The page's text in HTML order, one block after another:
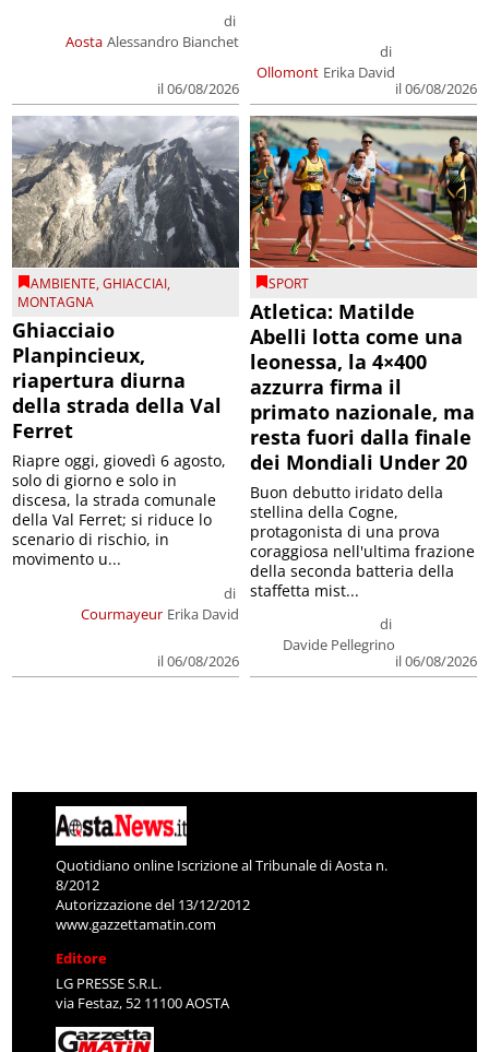
Aosta
di
Alessandro Bianchet
il 06/08/2026
Ollomont
di
Erika David
il 06/08/2026
AMBIENTE,GHIACCIAI,
MONTAGNA
Ghiacciaio
Planpincieux,
riapertura diurna
della strada della Val
Ferret
Courmayeur
di
Erika David
il 06/08/2026
Riapre oggi, giovedì 6 agosto,
solo di giorno e solo in
discesa, la strada comunale
della Val Ferret; si riduce lo
scenario di rischio, in
movimento u...
SPORT
Atletica: Matilde
Abelli lotta come una
leonessa, la 4×400
azzurra firma il
primato nazionale, ma
resta fuori dalla finale
dei Mondiali Under 20
di
Davide Pellegrino
il 06/08/2026
Buon debutto iridato della
stellina della Cogne,
protagonista di una prova
coraggiosa nell'ultima frazione
della seconda batteria della
staffetta mist...
Quotidiano online Iscrizione al Tribunale di Aosta n.
8/2012
Autorizzazione del 13/12/2012
www.gazzettamatin.com
Editore
LG PRESSE S.R.L.
via Festaz, 52 11100 AOSTA